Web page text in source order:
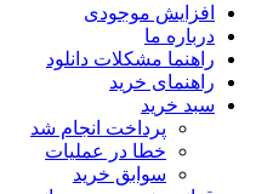
افزایش موجودی
درباره ما
راهنما مشکلات دانلود
راهنمای خرید
سبد خرید
پرداخت انجام شد
خطا در عملیات
سوابق خرید